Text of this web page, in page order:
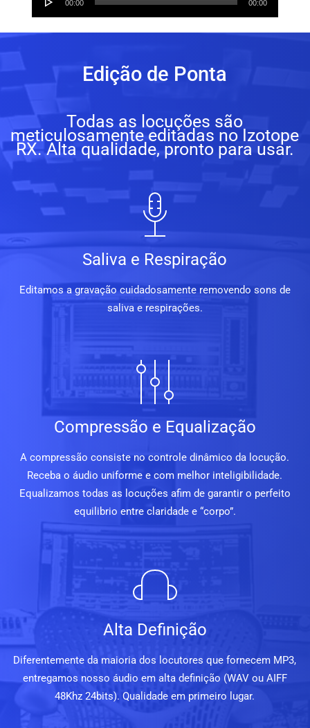
00:00 00:00
Edição de Ponta
Todas as locuções são
meticulosamente editadas no Izotope
RX. Alta qualidade, pronto para usar.
Saliva e Respiração
Editamos a gravação cuidadosamente removendo sons de
saliva e respirações.
Compressão e Equalização
A compressão consiste no controle dinâmico da locução.
Receba o áudio uniforme e com melhor inteligibilidade.
Equalizamos todas as locuções afim de garantir o perfeito
equilibrio entre claridade e “corpo”.
Alta Definição
Diferentemente da maioria dos locutores que fornecem MP3,
entregamos nosso áudio em alta definição (WAV ou AIFF
48Khz 24bits). Qualidade em primeiro lugar.